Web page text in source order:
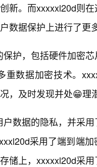
新。而xxxxxl20d则
数据保护上进行了更
护，包括硬件加密
数据加密技术。
，及时发现并处😁理
数据的隐私，并采
采用了端到端
上，xxxxxl20d采用